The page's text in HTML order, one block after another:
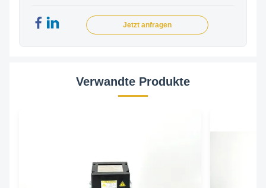
Jetzt anfragen
Verwandte Produkte